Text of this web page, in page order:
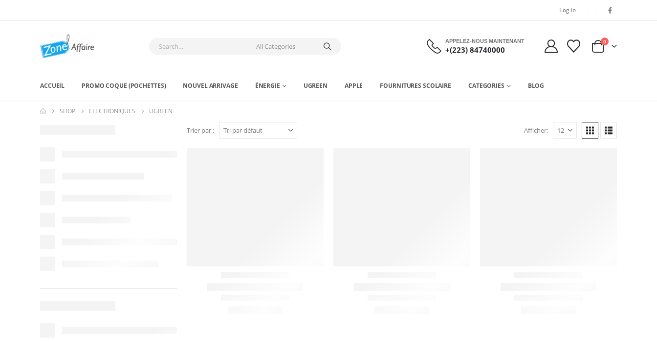
Log In
APPELEZ-NOUS MAINTENANT
+(223) 84740000
0
ACCUEIL PROMO COQUE (POCHETTES) NOUVEL ARRIVAGE ÉNERGIE UGREEN APPLE FOURNITURES SCOLAIRE CATEGORIES BLOG
SHOP ELECTRONIQUES UGREEN
Trier par : Afficher: